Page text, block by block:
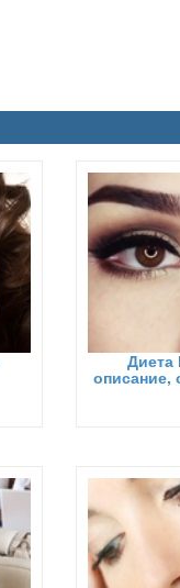
Диета
описание,